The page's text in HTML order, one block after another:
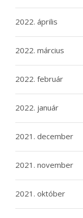
2022. április
2022. március
2022. február
2022. január
2021. december
2021. november
2021. október